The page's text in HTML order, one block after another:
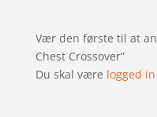
Vær den første til at
Chest Crossover”
Du skal være logged in